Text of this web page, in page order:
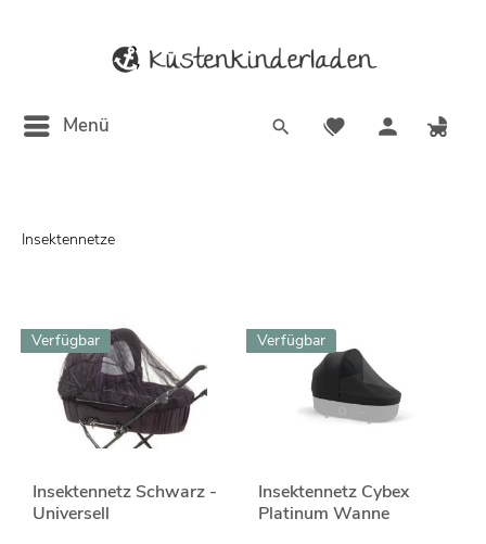
Menü
Insektennetze
Verfügbar
Insektennetz Schwarz -
Universell
Verfügbar
Insektennetz Cybex
Platinum Wanne